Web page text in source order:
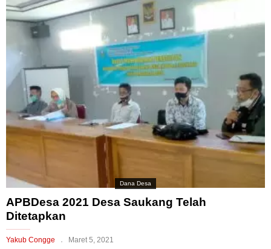
Dana Desa
APBDesa 2021 Desa Saukang Telah
Ditetapkan
Yakub Congge Maret 5, 2021